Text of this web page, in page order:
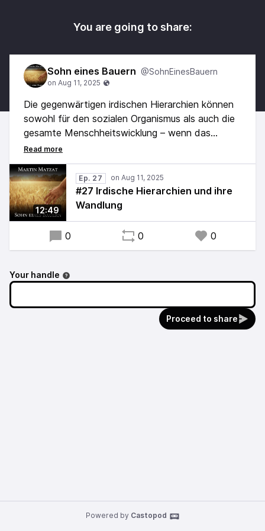
You are going to share:
Sohn eines Bauern @SohnEinesBauern
Die gegenwärtigen irdischen Hierarchien können
sowohl für den sozialen Organismus als auch die
gesamte Menschheitswicklung – wenn das
mephistophelische Prinzip beachtet wird –
höchstens indirekt eine Wohltat sein.
Vieles wird sich schon sehr bald neu ordnen.
Doch wer wird führen?
Und wo ist jener Mensch bzw. sind jene
Menschen zu finden?
12:49
Ep. 27
#27 Irdische Hierarchien und ihre
Wandlung
0 0 0
Your handle
Proceed to share
Powered by Castopod